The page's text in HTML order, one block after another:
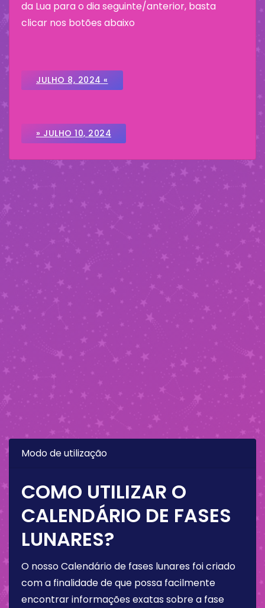
da Lua para o dia seguinte/anterior, basta
clicar nos botões abaixo
JULHO 8, 2024 «
» JULHO 10, 2024
Modo de utilização
COMO UTILIZAR O
CALENDÁRIO DE FASES
LUNARES?
O nosso Calendário de fases lunares foi criado
com a finalidade de que possa facilmente
encontrar informações exatas sobre a fase